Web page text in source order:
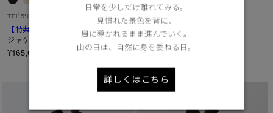
TEI1 5°C / -5°C
【特典対象】
アレッシア
ジャケット
¥165,000（tax in）
TEI 0°C / -15°C
【特典対象】
クロップド ジャケット
トーナルレーベル
日常を少しだけ離れてみる。
見慣れた景色を背に、
風に導かれるまま進んでいく。
山の日は、自然に身を委ねる日。
詳しくはこちら